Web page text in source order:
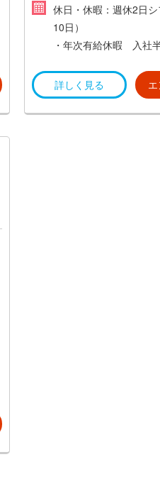
*交通費規定支給(上限
・ゆいレール県庁前駅
*実働8h・休憩1h*
*月20～21日出勤 *
休日・休暇：週休2日
10日）
・年次有給休暇 入社
（初年度は規定による
・慶弔休暇
詳しく見る